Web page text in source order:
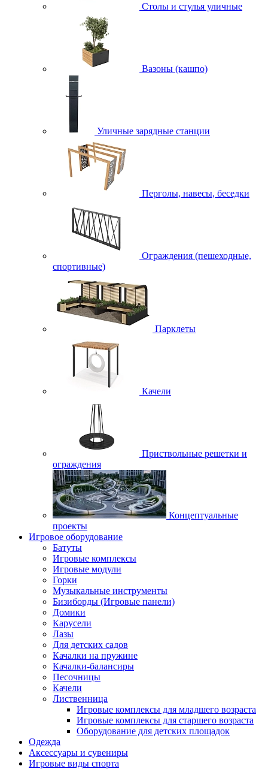
Столы и стулья уличные
Вазоны (кашпо)
Уличные зарядные станции
Перголы, навесы, беседки
Ограждения (пешеходные,
спортивные)
Парклеты
Качели
Приствольные решетки и
ограждения
Концептуальные
проекты
Игровое оборудование
Батуты
Игровые комплексы
Игровые модули
Горки
Музыкальные инструменты
Бизиборды (Игровые панели)
Домики
Карусели
Лазы
Для детских садов
Качалки на пружине
Качалки-балансиры
Песочницы
Качели
Лиственница
Игровые комплексы для младшего возраста
Игровые комплексы для старшего возраста
Оборудование для детских площадок
Одежда
Аксессуары и сувениры
Игровые виды спорта